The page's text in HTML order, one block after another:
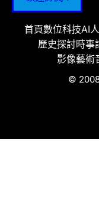
首頁數位科技AI
歷史探討時事
影像藝術
©